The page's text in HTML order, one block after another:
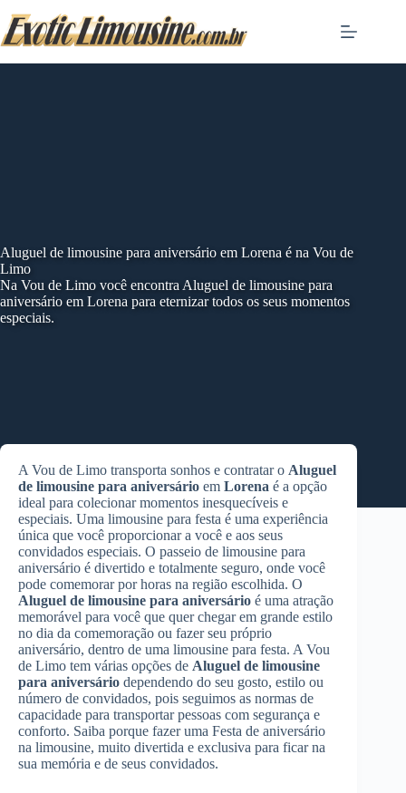
to
content
Aluguel de limousine para aniversário em Lorena é na Vou de
Limo
Na Vou de Limo você encontra Aluguel de limousine para
aniversário em Lorena para eternizar todos os seus momentos
especiais.
A Vou de Limo transporta sonhos e contratar o Aluguel
de limousine para aniversário em Lorena é a opção
ideal para colecionar momentos inesquecíveis e
especiais. Uma limousine para festa é uma experiência
única que você proporcionar a você e aos seus
convidados especiais. O passeio de limousine para
aniversário é divertido e totalmente seguro, onde você
pode comemorar por horas na região escolhida. O
Aluguel de limousine para aniversário é uma atração
memorável para você que quer chegar em grande estilo
no dia da comemoração ou fazer seu próprio
aniversário, dentro de uma limousine para festa. A Vou
de Limo tem várias opções de Aluguel de limousine
para aniversário dependendo do seu gosto, estilo ou
número de convidados, pois seguimos as normas de
capacidade para transportar pessoas com segurança e
conforto. Saiba porque fazer uma Festa de aniversário
na limousine, muito divertida e exclusiva para ficar na
sua memória e de seus convidados.